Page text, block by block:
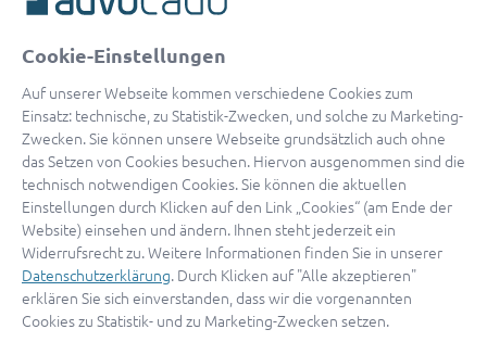
Mit Apple anmelden
Sign in with Google
By continuing, you are indicating that you accept ourTerms of
ServiceandPrivacy Policy.
Sie haben noch keinen Zugang?Hier registrieren
oder als Anwalt registrieren.
Cookie-Einstellungen
Auf unserer Webseite kommen verschiedene Cookies zum
Einsatz: technische, zu Statistik-Zwecken, und solche zu Marketing-
Zwecken. Sie können unsere Webseite grundsätzlich auch ohne
das Setzen von Cookies besuchen. Hiervon ausgenommen sind die
technisch notwendigen Cookies. Sie können die aktuellen
Einstellungen durch Klicken auf den Link „Cookies“ (am Ende der
Website) einsehen und ändern. Ihnen steht jederzeit ein
Widerrufsrecht zu. Weitere Informationen finden Sie in unserer
Datenschutzerklärung. Durch Klicken auf "Alle akzeptieren"
erklären Sie sich einverstanden, dass wir die vorgenannten
Cookies zu Statistik- und zu Marketing-Zwecken setzen.